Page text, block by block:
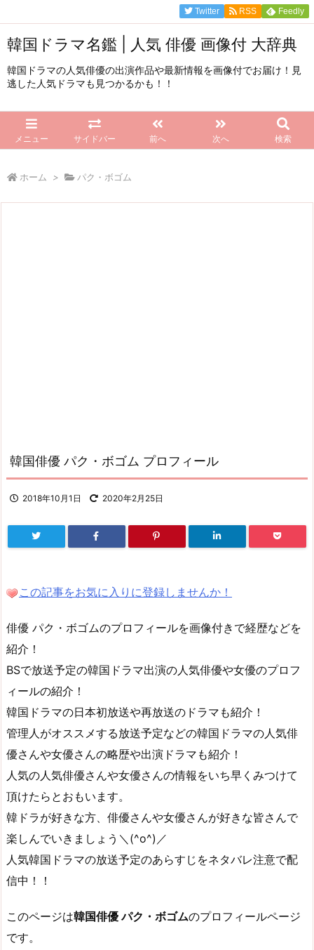
韓国ドラマ名鑑 | 人気 俳優 画像付 大辞典
韓国ドラマの人気俳優の出演作品や最新情報を画像付でお届け！見
逃した人気ドラマも見つかるかも！！
メニュー サイドバー 前へ 次へ 検索
Twitter RSS Feedly
ホーム > パク・ボゴム
韓国俳優 パク・ボゴム プロフィール
2018年10月1日 2020年2月25日
この記事をお気に入りに登録しませんか！
俳優 パク・ボゴムのプロフィールを画像付きで経歴などを
紹介！
BSで放送予定の韓国ドラマ出演の人気俳優や女優のプロフ
ィールの紹介！
韓国ドラマの日本初放送や再放送のドラマも紹介！
管理人がオススメする放送予定などの韓国ドラマの人気俳
優さんや女優さんの略歴や出演ドラマも紹介！
人気の人気俳優さんや女優さんの情報をいち早くみつけて
頂けたらとおもいます。
韓ドラが好きな方、俳優さんや女優さんが好きな皆さんで
楽しんでいきましょう＼(^o^)／
人気韓国ドラマの放送予定のあらすじをネタバレ注意で配
信中！！
このページは韓国俳優 パク・ボゴムのプロフィールページ
です。